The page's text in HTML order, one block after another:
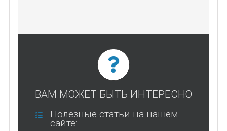
ВАМ МОЖЕТ БЫТЬ ИНТЕРЕСНО
Полезные статьи на нашем
сайте: